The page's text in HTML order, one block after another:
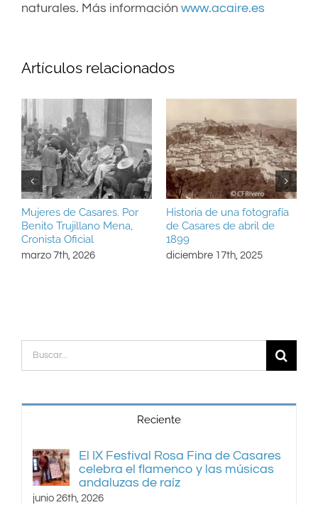
naturales. Más información www.acaire.es
Artículos relacionados
Mujeres de Casares. Por
Benito Trujillano Mena,
Cronista Oficial
marzo 7th, 2026
Historia de una fotografía
de Casares de abril de
1899
diciembre 17th, 2025
Buscar:
Reciente
El IX Festival Rosa Fina de Casares
celebra el flamenco y las músicas
andaluzas de raíz
junio 26th, 2026